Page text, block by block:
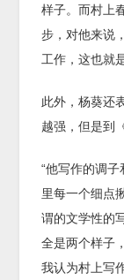
样子。而村上
步，对他来说
工作，这也就
此外，杨葵还
越强，但是到
“他写作的调
里每一个细点
谓的文学性的
全是两个样子
我认为村上写